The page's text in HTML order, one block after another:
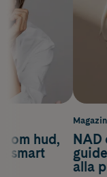
om hud,
smart
NAD
alla